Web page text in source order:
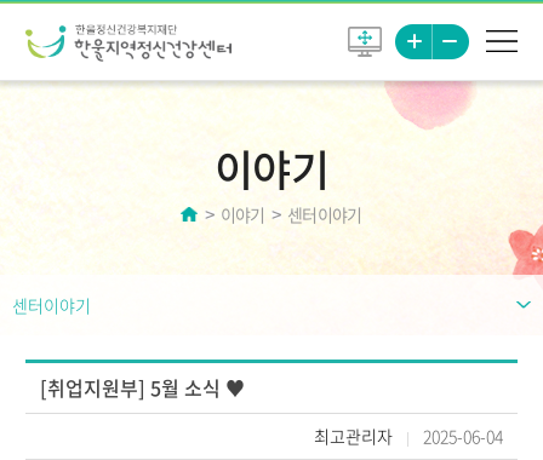
이야기
이야기 센터이야기
센터이야기
[취업지원부] 5월 소식 ♥
최고관리자 2025-06-04